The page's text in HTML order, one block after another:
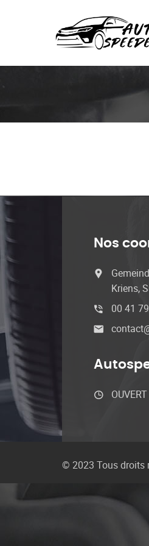
Nos
Kriens,
00 41
© 2023 Tous droits